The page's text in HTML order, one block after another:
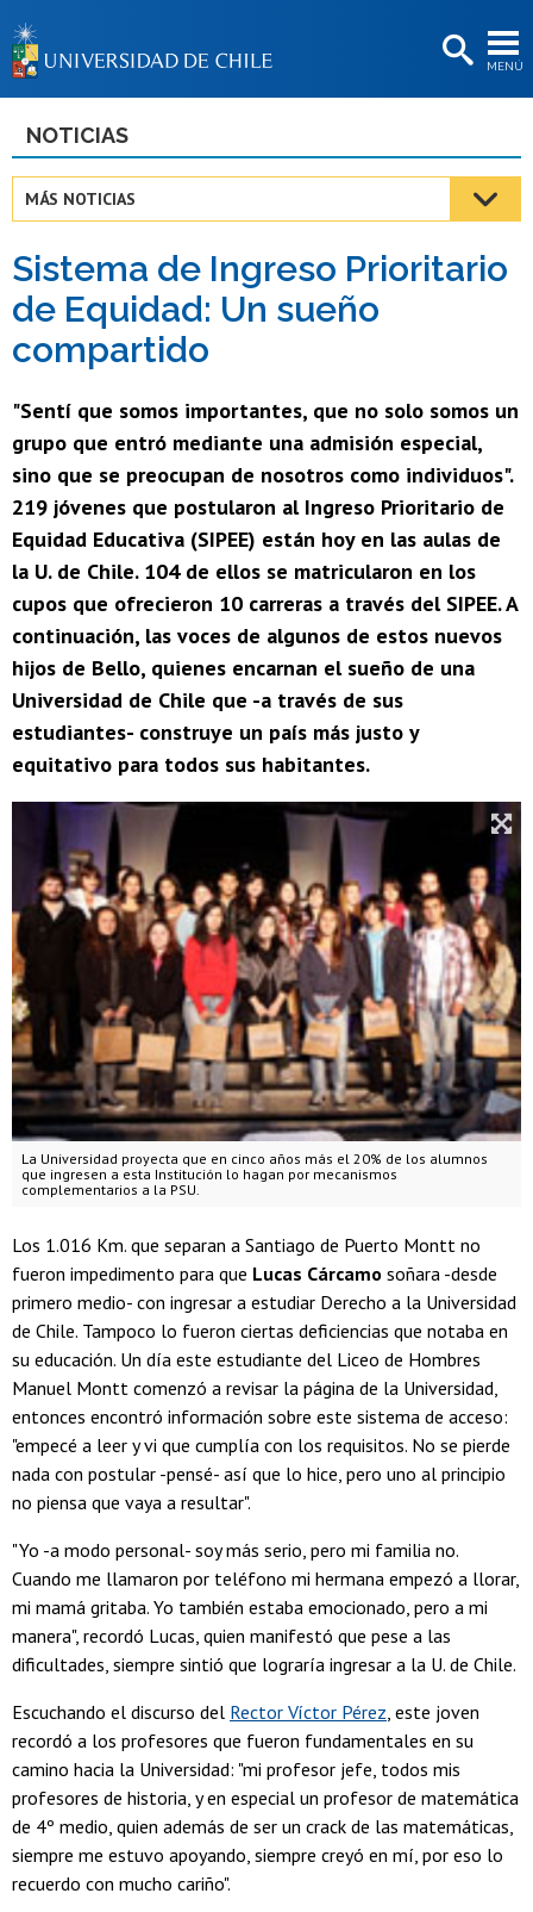
MENÚ
BIBLIOTECAS
Estudiantes
Académicas/os
Funcionarias/os
NOTICIAS
MÁS NOTICIAS
Sistema de Ingreso Prioritario
de Equidad: Un sueño
compartido
"Sentí que somos importantes, que no solo somos un
grupo que entró mediante una admisión especial,
sino que se preocupan de nosotros como individuos".
219 jóvenes que postularon al Ingreso Prioritario de
Equidad Educativa (SIPEE) están hoy en las aulas de
la U. de Chile. 104 de ellos se matricularon en los
cupos que ofrecieron 10 carreras a través del SIPEE. A
continuación, las voces de algunos de estos nuevos
hijos de Bello, quienes encarnan el sueño de una
Universidad de Chile que -a través de sus
estudiantes- construye un país más justo y
equitativo para todos sus habitantes.
La Universidad proyecta que en cinco años más el 20% de los alumnos
que ingresen a esta Institución lo hagan por mecanismos
complementarios a la PSU.
Los 1.016 Km. que separan a Santiago de Puerto Montt no
fueron impedimento para que Lucas Cárcamo soñara -desde
primero medio- con ingresar a estudiar Derecho a la Universidad
de Chile. Tampoco lo fueron ciertas deficiencias que notaba en
su educación. Un día este estudiante del Liceo de Hombres
Manuel Montt comenzó a revisar la página de la Universidad,
entonces encontró información sobre este sistema de acceso:
"empecé a leer y vi que cumplía con los requisitos. No se pierde
nada con postular -pensé- así que lo hice, pero uno al principio
no piensa que vaya a resultar".
"Yo -a modo personal- soy más serio, pero mi familia no.
Cuando me llamaron por teléfono mi hermana empezó a llorar,
mi mamá gritaba. Yo también estaba emocionado, pero a mi
manera", recordó Lucas, quien manifestó que pese a las
dificultades, siempre sintió que lograría ingresar a la U. de Chile.
Escuchando el discurso del Rector Víctor Pérez , este joven
recordó a los profesores que fueron fundamentales en su
camino hacia la Universidad: "mi profesor jefe, todos mis
profesores de historia, y en especial un profesor de matemática
de 4º medio, quien además de ser un crack de las matemáticas,
siempre me estuvo apoyando, siempre creyó en mí, por eso lo
recuerdo con mucho cariño".